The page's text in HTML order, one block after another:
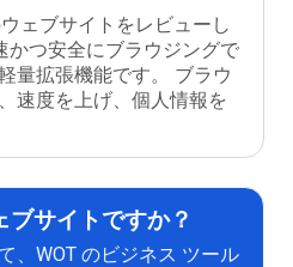
ェブサイトをレビューし
かつ安全にブラウジングで
量拡張機能です。 ブラウ
速度を上げ、個人情報を
ブサイトですか？
、WOT のビジネス ツール